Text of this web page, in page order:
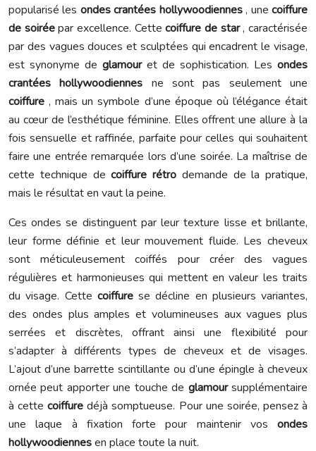
popularisé les ondes crantées hollywoodiennes, unecoiffure
de soiréepar excellence. Cettecoiffure de star, caractérisée
par des vagues douces et sculptées qui encadrent le visage,
est synonyme de glamour et de sophistication. Les ondes
crantées hollywoodiennes ne sont pas seulement une
coiffure, mais un symbole d’une époque où l’élégance était
au cœur de l’esthétique féminine. Elles offrent une allure à la
fois sensuelle et raffinée, parfaite pour celles qui souhaitent
faire une entrée remarquée lors d’une soirée. La maîtrise de
cette technique decoiffure rétro demande de la pratique,
mais le résultat en vaut la peine.
Ces ondes se distinguent par leur texture lisse et brillante,
leur forme définie et leur mouvement fluide. Les cheveux
sont méticuleusement coiffés pour créer des vagues
régulières et harmonieuses qui mettent en valeur les traits
du visage. Cette coiffure se décline en plusieurs variantes,
des ondes plus amples et volumineuses aux vagues plus
serrées et discrètes, offrant ainsi une flexibilité pour
s’adapter à différents types de cheveux et de visages.
L’ajout d’une barrette scintillante ou d’une épingle à cheveux
ornée peut apporter une touche de glamoursupplémentaire
à cettecoiffuredéjà somptueuse. Pour une soirée, pensez à
une laque à fixation forte pour maintenir vos ondes
hollywoodiennesen place toute la nuit.